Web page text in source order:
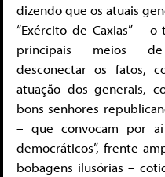
dizendo que os atuais
“Exército de Caxias” –
principais meios de
desconectar os fatos,
atuação dos generais,
bons senhores
– que convocam por aí
democráticos”, frente
bobagens ilusórias –